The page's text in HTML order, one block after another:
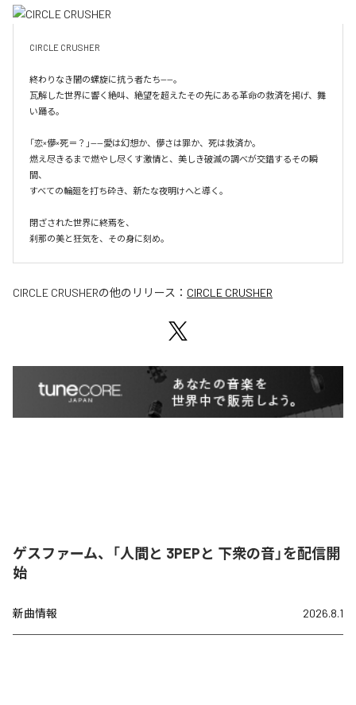
CIRCLE CRUSHER
終わりなき闇の螺旋に抗う者たち——。
瓦解した世界に響く絶叫、絶望を超えたその先にある革命の救済を掲げ、舞
い踊る。
「恋×儚×死＝？」——愛は幻想か、儚さは罪か、死は救済か。
燃え尽きるまで燃やし尽くす激情と、美しき破滅の調べが交錯するその瞬
間、
すべての輪廻を打ち砕き、新たな夜明けへと導く。
閉ざされた世界に終焉を、
刹那の美と狂気を、その身に刻め。
CIRCLE CRUSHERの他のリリース： CIRCLE CRUSHER
ゲスファーム、「人間と 3PEPと 下衆の音」を配信開
始
新曲情報 2026.8.1